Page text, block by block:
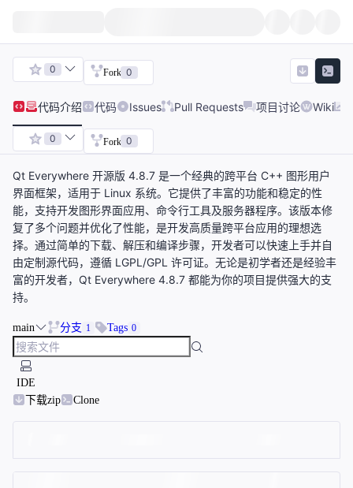
0 Fork 0
代码介绍 代码 Issues Pull Requests 项目讨论 Wiki
0 Fork 0
Qt Everywhere 开源版 4.8.7 是一个经典的跨平台 C++ 图形用户
界面框架，适用于 Linux 系统。它提供了丰富的功能和稳定的性
能，支持开发图形界面应用、命令行工具及服务器程序。该版本修
复了多个问题并优化了性能，是开发高质量跨平台应用的理想选
择。通过简单的下载、解压和编译步骤，开发者可以快速上手并自
由定制源代码，遵循 LGPL/GPL 许可证。无论是初学者还是经验丰
富的开发者，Qt Everywhere 4.8.7 都能为你的项目提供强大的支
持。
main 分支 1 Tags 0
IDE
下载zip
Clone